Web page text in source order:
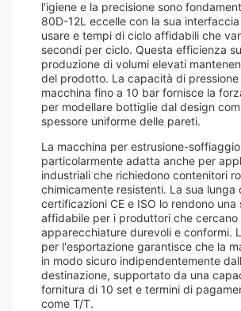
l'igiene e la precisione sono
80D-12L eccelle con la sua
usare e tempi di ciclo affidabili che
secondi per ciclo. Questa efficienza
produzione di volumi elevati
del prodotto. La capacità di
macchina fino a 10 bar fornisce la
per modellare bottiglie dal design
spessore uniforme delle pareti.
La macchina per estrusione-
particolarmente adatta anche per
industriali che richiedono contenitori
chimicamente resistenti. La sua lunga
certificazioni CE e ISO lo rendono una
affidabile per i produttori che cercano
apparecchiature durevoli e conformi.
per l'esportazione garantisce che la
in ​​modo sicuro indipendentemente
destinazione, supportato da una
fornitura di 10 set e termini di
come T/T.